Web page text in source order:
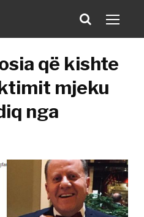
që kishte
mjeku
nga